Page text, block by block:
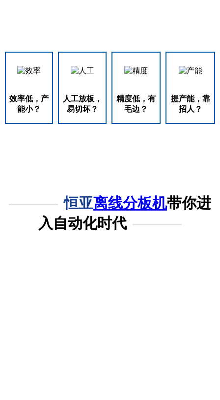
效率低，产
能小？
人工放板，
易切坏？
精度低，有
毛边？
提产能，靠
招人？
恒亚离线分板机带你进
入自动化时代